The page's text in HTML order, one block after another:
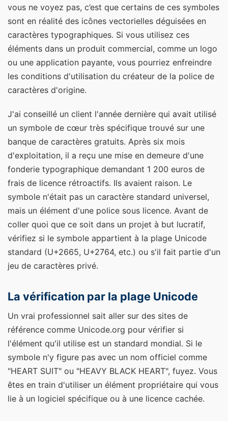
vous ne voyez pas, c’est que certains de ces symboles
sont en réalité des icônes vectorielles déguisées en
caractères typographiques. Si vous utilisez ces
éléments dans un produit commercial, comme un logo
ou une application payante, vous pourriez enfreindre
les conditions d'utilisation du créateur de la police de
caractères d'origine.
J'ai conseillé un client l'année dernière qui avait utilisé
un symbole de cœur très spécifique trouvé sur une
banque de caractères gratuits. Après six mois
d'exploitation, il a reçu une mise en demeure d'une
fonderie typographique demandant 1 200 euros de
frais de licence rétroactifs. Ils avaient raison. Le
symbole n'était pas un caractère standard universel,
mais un élément d'une police sous licence. Avant de
coller quoi que ce soit dans un projet à but lucratif,
vérifiez si le symbole appartient à la plage Unicode
standard (U+2665, U+2764, etc.) ou s'il fait partie d'un
jeu de caractères privé.
La vérification par la plage Unicode
Un vrai professionnel sait aller sur des sites de
référence comme Unicode.org pour vérifier si
l'élément qu'il utilise est un standard mondial. Si le
symbole n'y figure pas avec un nom officiel comme
"HEART SUIT" ou "HEAVY BLACK HEART", fuyez. Vous
êtes en train d'utiliser un élément propriétaire qui vous
lie à un logiciel spécifique ou à une licence cachée.